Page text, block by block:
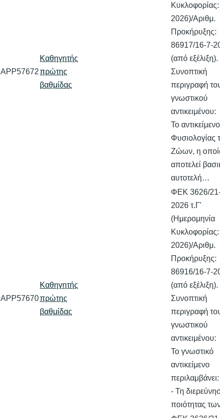
APP57672
Καθηγητής
πρώτης
βαθμίδας
2026)/Αριθμ.
Προκήρυξης:
86917/16-7-
(από εξέλιξη).
Συνοπτική
περιγραφή
γνωστικού
αντικειμένου:
Το
Φυσιολογίας
Ζώων, η
αποτελεί
αυτοτελή…
APP57670
Καθηγητής
πρώτης
βαθμίδας
ΦΕΚ 3626/
2026 τ.Γ'
(Ημερομηνία
2026)/Αριθμ.
Προκήρυξης:
86916/16-7-
(από εξέλιξη).
Συνοπτική
περιγραφή
γνωστικού
αντικειμένου:
Το γνωστικό
αντικείμενο
περιλαμβάνει:
- Τη
ποιότητας